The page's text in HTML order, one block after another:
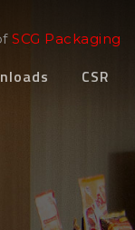
SCG Packaging
CSR